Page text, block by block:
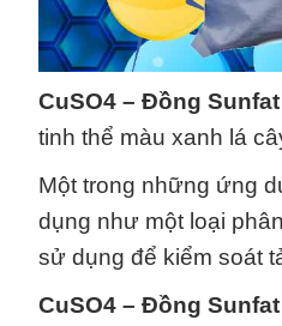
CuSO4 – Đồng Sunfat
tinh thể màu xanh lá
Một trong những ứng
dụng như một loại
sử dụng để kiểm soát
CuSO4 – Đồng Sunfat